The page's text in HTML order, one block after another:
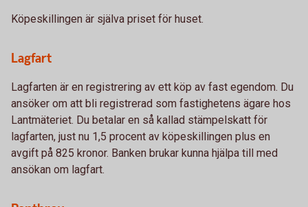
Köpeskillingen är själva priset för huset.
Lagfart
Lagfarten är en registrering av ett köp av fast egendom. Du
ansöker om att bli registrerad som fastighetens ägare hos
Lantmäteriet. Du betalar en så kallad stämpelskatt för
lagfarten, just nu 1,5 procent av köpeskillingen plus en
avgift på 825 kronor. Banken brukar kunna hjälpa till med
ansökan om lagfart.